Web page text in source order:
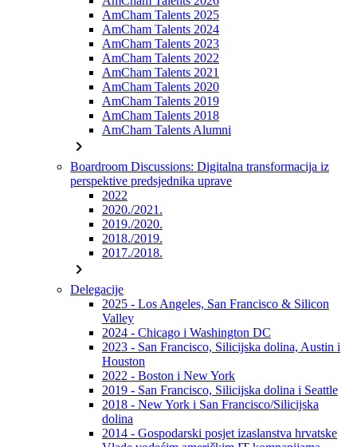
AmCham Talents 2025
AmCham Talents 2024
AmCham Talents 2023
AmCham Talents 2022
AmCham Talents 2021
AmCham Talents 2020
AmCham Talents 2019
AmCham Talents 2018
AmCham Talents Alumni
chevron_right
Boardroom Discussions: Digitalna transformacija iz
perspektive predsjednika uprave
2022
2020./2021.
2019./2020.
2018./2019.
2017./2018.
chevron_right
Delegacije
2025 - Los Angeles, San Francisco & Silicon
Valley
2024 - Chicago i Washington DC
2023 - San Francisco, Silicijska dolina, Austin i
Houston
2022 - Boston i New York
2019 - San Francisco, Silicijska dolina i Seattle
2018 - New York i San Francisco/Silicijska
dolina
2014 - Gospodarski posjet izaslanstva hrvatske